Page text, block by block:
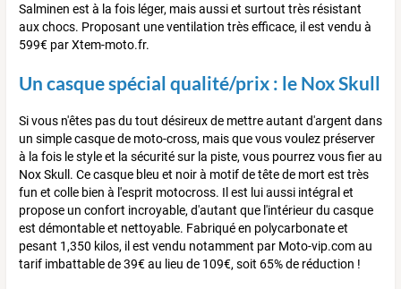
Salminen est à la fois léger, mais aussi et surtout très résistant
aux chocs. Proposant une ventilation très efficace, il est vendu à
599€ par Xtem-moto.fr.
Un casque spécial qualité/prix : le Nox Skull
Si vous n'êtes pas du tout désireux de mettre autant d'argent dans
un simple casque de moto-cross, mais que vous voulez préserver
à la fois le style et la sécurité sur la piste, vous pourrez vous fier au
Nox Skull. Ce casque bleu et noir à motif de tête de mort est très
fun et colle bien à l'esprit motocross. Il est lui aussi intégral et
propose un confort incroyable, d'autant que l'intérieur du casque
est démontable et nettoyable. Fabriqué en polycarbonate et
pesant 1,350 kilos, il est vendu notamment par Moto-vip.com au
tarif imbattable de 39€ au lieu de 109€, soit 65% de réduction !